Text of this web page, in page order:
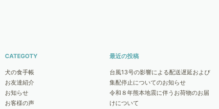
CATEGOTY
犬の食手帳
お友達紹介
お知らせ
お客様の声
最近の投稿
台風13号の影響による配送遅延および
集配停止についてのお知らせ
令和８年熊本地震に伴うお荷物のお届
けについて